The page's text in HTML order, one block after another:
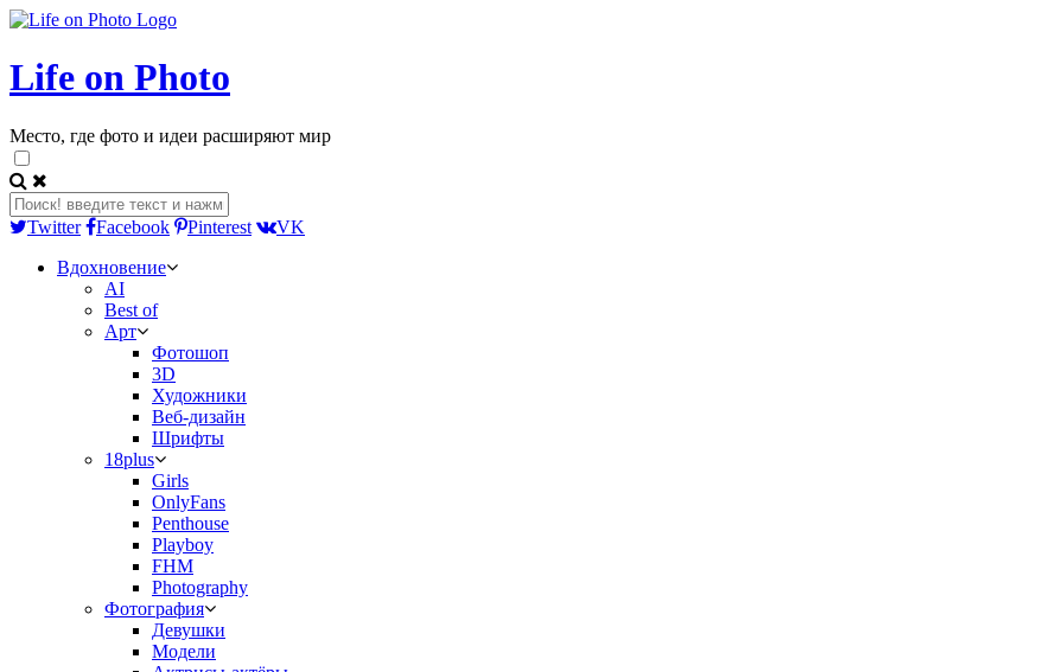
Life on Photo
Место, где фото и идеи расширяют мир
Twitter Facebook Pinterest
VK
Вдохновение
AI
Best of
Арт
Фотошоп
3D
Художники
Веб-дизайн
Шрифты
18plus
Girls
OnlyFans
Penthouse
Playboy
FHM
Photography
Фотография
Девушки
Модели